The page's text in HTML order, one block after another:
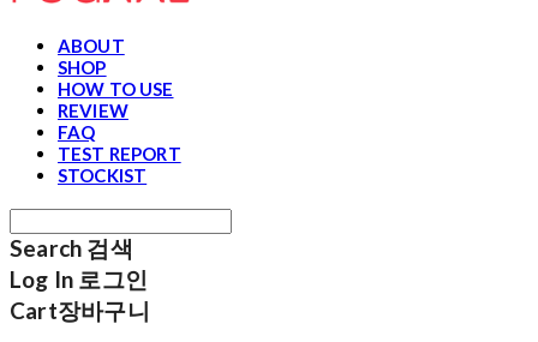
ABOUT
SHOP
HOW TO USE
REVIEW
FAQ
TEST REPORT
STOCKIST
Search 검색
Log In 로그인
Cart장바구니